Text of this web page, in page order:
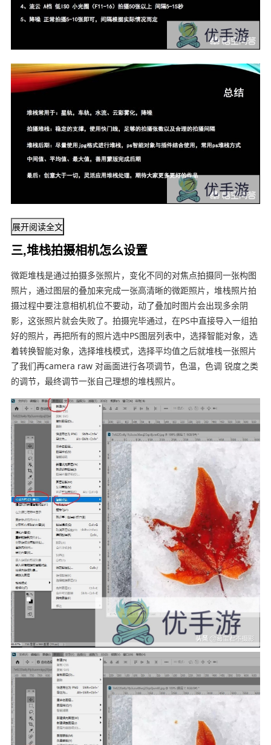
展开阅读全文
三,堆栈拍摄相机怎么设置
微距堆栈是通过拍摄多张照片，变化不同的对焦点拍摄同一张构图
照片，通过图层的叠加来完成一张高清晰的微距照片，堆栈照片拍
摄过程中要注意相机机位不要动，动了叠加时图片会出现多余阴
影，这张照片就会失败了。拍摄完毕通过，在PS中直接导入一组拍
好的照片，再把所有的照片选中PS图层列表中，选择智能对象，选
着转换智能对象，选择堆栈模式，选择平均值之后就堆栈一张照片
了我们再camera raw 对画面进行各项调节，色温，色调 锐度之类
的调节，最终调节一张自己理想的堆栈照片。